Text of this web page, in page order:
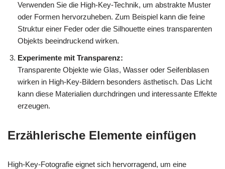
Verwenden Sie die High-Key-Technik, um abstrakte Muster
oder Formen hervorzuheben. Zum Beispiel kann die feine
Struktur einer Feder oder die Silhouette eines transparenten
Objekts beeindruckend wirken.
Experimente mit Transparenz:
Transparente Objekte wie Glas, Wasser oder Seifenblasen
wirken in High-Key-Bildern besonders ästhetisch. Das Licht
kann diese Materialien durchdringen und interessante Effekte
erzeugen.
Erzählerische Elemente einfügen
High-Key-Fotografie eignet sich hervorragend, um eine